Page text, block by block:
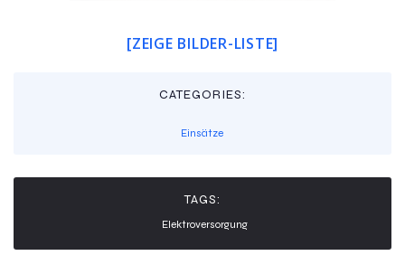
[ZEIGE BILDER-LISTE]
CATEGORIES:
Einsätze
TAGS:
Elektroversorgung